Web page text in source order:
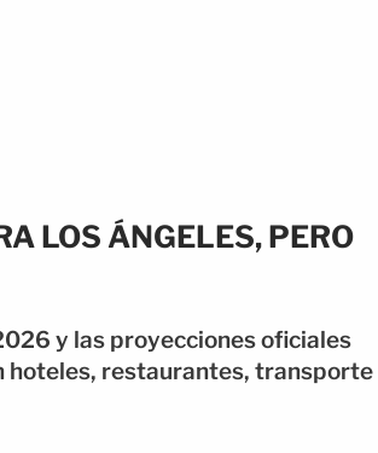
LOS ÁNGELES, PERO
y las proyecciones oficiales
hoteles, restaurantes, transporte